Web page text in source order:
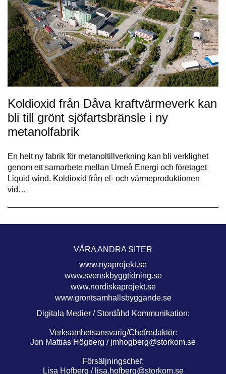
Koldioxid från Dåva kraftvärmeverk kan
bli till grönt sjöfartsbränsle i ny
metanolfabrik
En helt ny fabrik för metanoltillverkning kan bli verklighet
genom ett samarbete mellan Umeå Energi och företaget
Liquid wind. Koldioxid från el- och värmeproduktionen
vid…
VÅRA ANDRA SITER
www.nyaprojekt.se
www.svenskbyggtidning.se
www.nordiskaprojekt.se
www.grontsamhallsbyggande.se
Digitala Medier / Stordåhd Kommunikation:
Verksamhetsansvarig/Chefredaktör:
Jon Mattias Högberg / jmhogberg@storkom.se
Försäljningschef:
Lisa Hofberg / lisa.hofberg@storkom.se